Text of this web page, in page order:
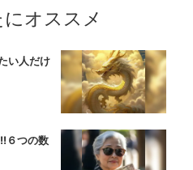
オススメ
い人だけ
６つの数